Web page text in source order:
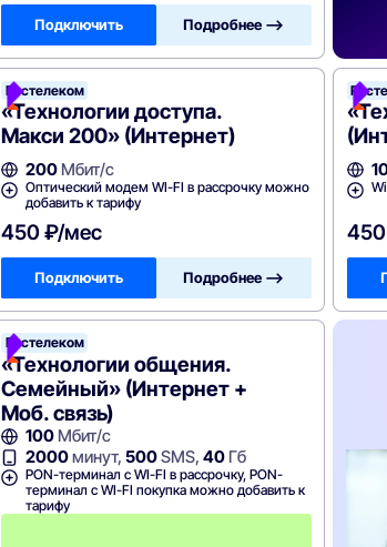
Подключить Подробнее —>
Ростелеком
«Технологии доступа.
Макси 200» (Интернет)
200 Мбит/с
Оптический модем WI-FI в рассрочку можно
добавить к тарифу
450 ₽/мес
Подключить Подробнее —>
Ростелеком
«Технологии общения.
Семейный» (Интернет +
Моб. связь)
100 Мбит/с
2000минут,500SMS,40 Гб
PON-терминал с WI-FI в рассрочку, PON-
терминал с WI-FI покупка можно добавить к
тарифу